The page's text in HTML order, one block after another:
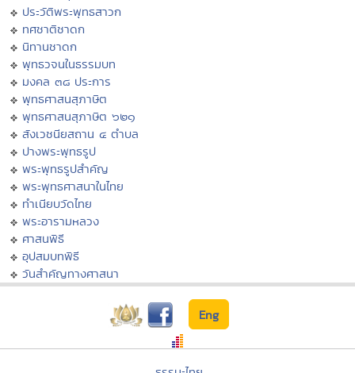
ประวัติพระพุทธสาวก
ทศชาติชาดก
นิทานชาดก
พุทธวจนในธรรมบท
มงคล ๓๘ ประการ
พุทธศาสนสุภาษิต
พุทธศาสนสุภาษิต ๖๒๑
สังเวชนียสถาน ๔ ตำบล
ปางพระพุทธรูป
พระพุทธรูปสำคัญ
พระพุทธศาสนาในไทย
ทำเนียบวัดไทย
พระอารามหลวง
ศาสนพิธี
อุปสมบทพิธี
วันสำคัญทางศาสนา
Eng